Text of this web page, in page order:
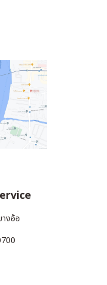
งอ้อ